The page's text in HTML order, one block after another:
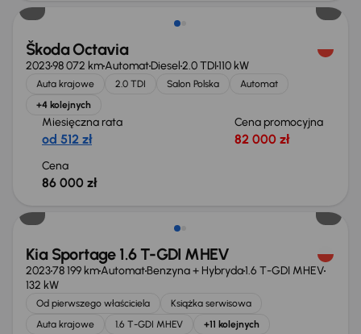
Škoda Octavia
202398 072 kmAutomatDiesel2.0 TDI110 kW
Auta krajowe 2.0 TDI Salon Polska
Automat
+4 kolejnych
Miesięczna rata
od 512 zł
Cena promocyjna
82 000 zł
Cena
86 000 zł
Możliwość odliczenia VAT
Kia Sportage 1.6 T-GDI MHEV
202378 199 kmAutomatBenzyna + Hybryda1.6 T-GDI MHEV
132 kW
Od pierwszego właściciela
Książka serwisowa
Auta krajowe
1.6 T-GDI MHEV +11 kolejnych